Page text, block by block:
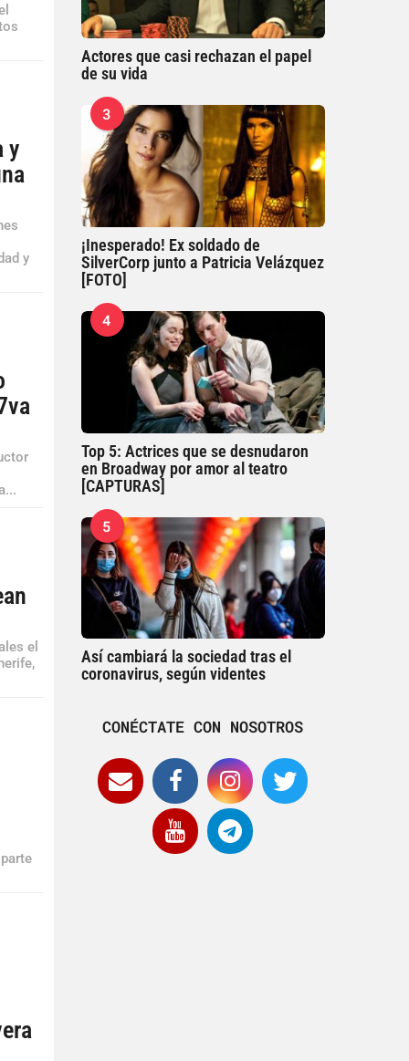
y
y
el
Actores que casi rechazan el papel
de su vida
3
¡Inesperado! Ex soldado de
SilverCorp junto a Patricia Velázquez
[FOTO]
4
Top 5: Actrices que se desnudaron
en Broadway por amor al teatro
[CAPTURAS]
5
Así cambiará la sociedad tras el
coronavirus, según videntes
CONÉCTATE CON NOSOTROS